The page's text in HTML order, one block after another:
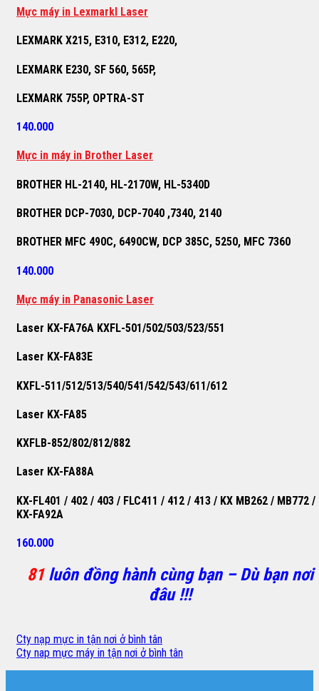
Mực máy in Lexmarkl Laser
LEXMARK X215, E310, E312, E220,
LEXMARK E230, SF 560, 565P,
LEXMARK 755P, OPTRA-ST
140.000
Mực in máy in Brother Laser
BROTHER HL-2140, HL-2170W, HL-5340D
BROTHER DCP-7030, DCP-7040 ,7340, 2140
BROTHER MFC 490C, 6490CW, DCP 385C, 5250, MFC 7360
140.000
Mực máy in Panasonic Laser
Laser KX-FA76A KXFL-501/502/503/523/551
Laser KX-FA83E
KXFL-511/512/513/540/541/542/543/611/612
Laser KX-FA85
KXFLB-852/802/812/882
Laser KX-FA88A
KX-FL401 / 402 / 403 / FLC411 / 412 / 413 / KX MB262 / MB772 /
KX-FA92A
160.000
81luôn đồng hành cùng bạn – Dù bạn nơi
đâu !!!
Cty nạp mực in tận nơi ở bình tân
Cty nap mực máy in tận nơi ở bình tân